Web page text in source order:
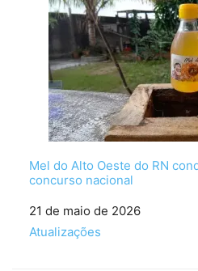
Mel do Alto Oeste do RN
concurso nacional
Data
21 de maio de 2026
Em relação a
Atualizações